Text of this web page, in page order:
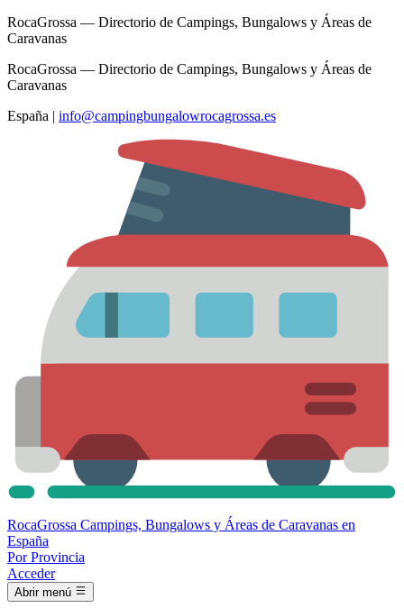
RocaGrossa — Directorio de Campings, Bungalows y Áreas de
Caravanas
RocaGrossa — Directorio de Campings, Bungalows y Áreas de
Caravanas
España | info@campingbungalowrocagrossa.es
RocaGrossa Campings, Bungalows y Áreas de Caravanas en
España
Por Provincia
Acceder
Abrir menú